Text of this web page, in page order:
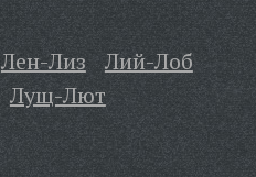
Лен-Лиз
Лий-Лоб
Лущ-Лют